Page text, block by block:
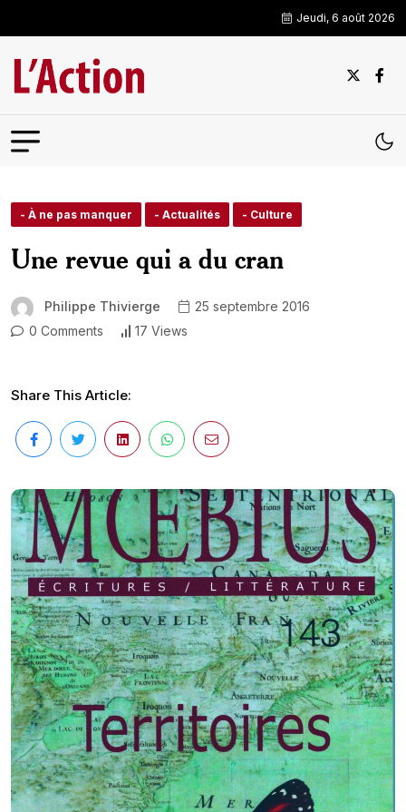
Jeudi, 6 août 2026
- À ne pas manquer - Actualités - Culture
Une revue qui a du cran
Philippe Thivierge
25 septembre 2016
0 Comments
17 Views
Share This Article: